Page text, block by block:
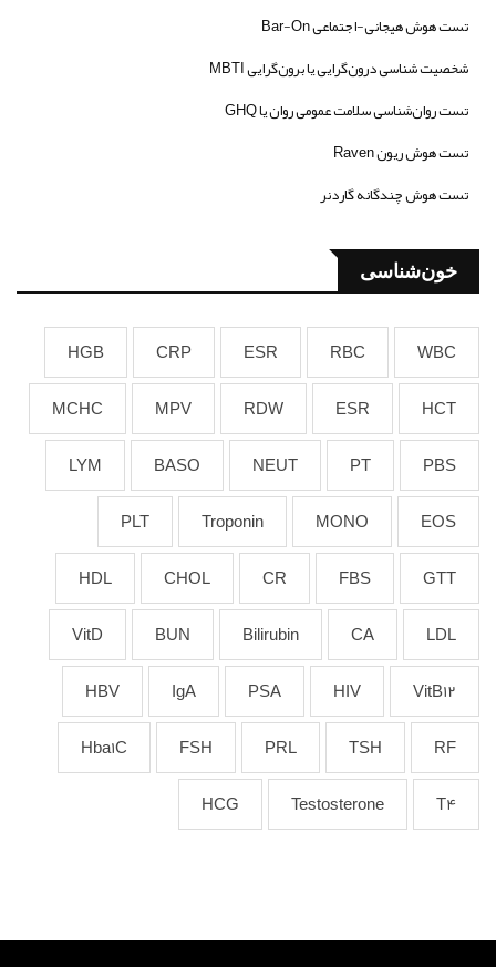
تست هوش هیجانی-اجتماعی Bar-On
شخصیت شناسی درون‌گرایی یا برون‌گرایی MBTI
تست روان‌شناسی سلامت عمومی روان یا GHQ
تست هوش ریون Raven
تست هوش چندگانه گاردنر
خون‌شناسی
WBC
RBC
ESR
CRP
HGB
HCT
ESR
RDW
MPV
MCHC
PBS
PT
NEUT
BASO
LYM
EOS
MONO
Troponin
PLT
GTT
FBS
CR
CHOL
HDL
LDL
CA
Bilirubin
BUN
VitD
VitB12
HIV
PSA
IgA
HBV
RF
TSH
PRL
FSH
Hba1C
T4
Testosterone
HCG